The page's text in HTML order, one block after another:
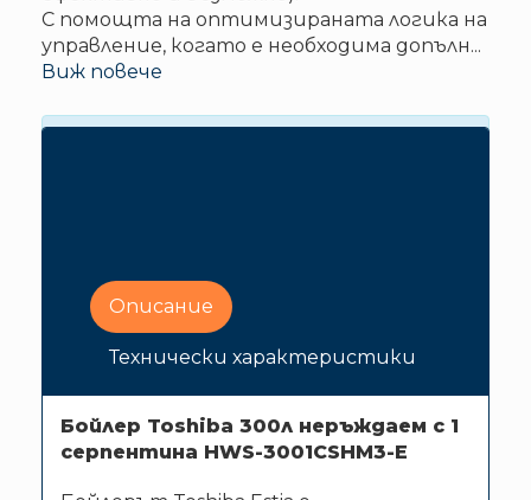
С помощта на оптимизираната логика на
управление, когато е необходима допълн...
Виж повече
Описание
Технически характеристики
Бойлер Toshiba 300л неръждаем с 1
серпентина HWS-3001CSHM3-E